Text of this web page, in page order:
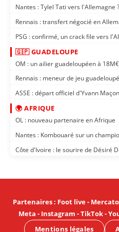
Nantes : Tylel Tati vers l'Allemagne ?
Rennais : transfert négocié en
PSG : confirmé, un crack file vers
🇬🇵 GUADELOUPE
OM : un ailier guadeloupéen à 18M€
Rennais : meneur de jeu
ASSE : départ officiel d'Yvann Maçon
🌍 AFRIQUE
OL : nouveau partenaire en Afrique
Nantes : Kombouaré sur un
Côte d'Ivoire : le sourire de Désiré
Partenaires: Foot live-
Meta - Instagram -TikTok-
Mentions légales